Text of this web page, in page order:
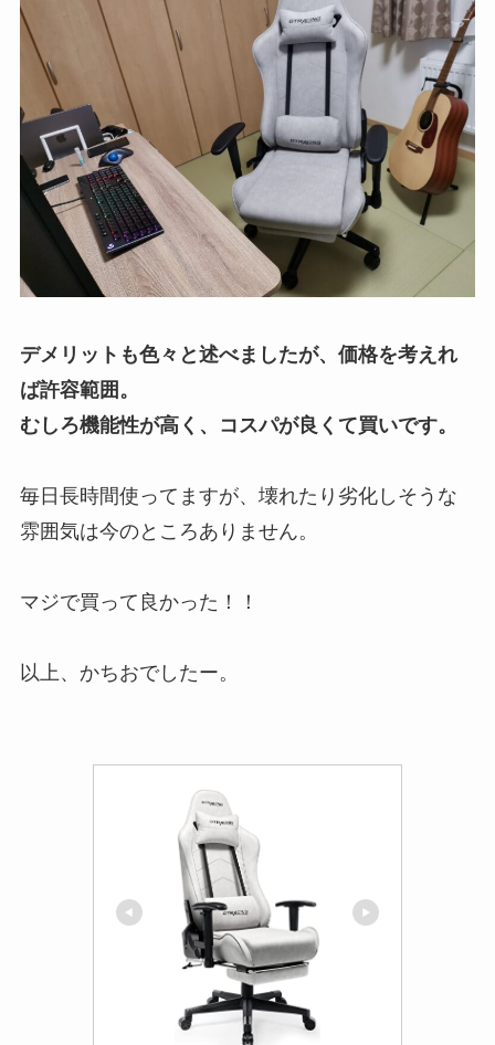
デメリットも色々と述べましたが、価格を考えれ
ば許容範囲。
むしろ機能性が高く、コスパが良くて買いです。
毎日長時間使ってますが、壊れたり劣化しそうな
雰囲気は今のところありません。
マジで買って良かった！！
以上、かちおでしたー。